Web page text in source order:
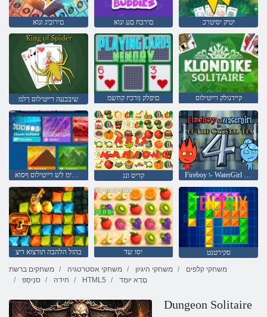
םירוביג ונוא םירבח םע ונוא יטיק יסיטרכ
שיבכעה רייטילוס ךלמ םיפלק ןורכיז קחשמ קיידנולק רייטילוס
טפוסורקימ לש רייטילוס ףסוא קריס ונג Fireboy ו- WaterGirl 4: Temple Crystal
בהזל הלהבה תורצוא דיצ יסו שד
סקירטנט
משחקים ברשת
משחקי אסטרטגיה משחקי היגיון
משחקי קלפים
סנַיסַּפ
חידה HTML5 םָדָא יּומְד
Dungeon Solitaire